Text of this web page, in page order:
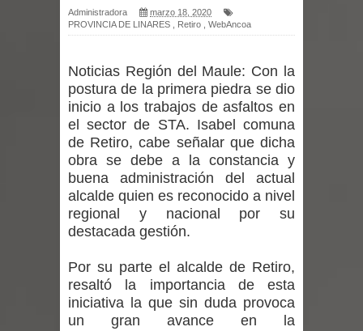
Matrimonios Linarenses Celebraron
Departamento Comunal de Salud de
Curicó desarrollará jornada de
vacunación contra la Influenza y otros
virus respiratorios
Empedrado desarrolló con éxito el
desafío guerreros 2026
Banda linarense Los Remembers
Administradora
marzo 18, 2020
PROVINCIA DE LINARES
Retiro WebAncoa
Noticias Región del Maule: Con la
postura de la primera piedra se dio
inicio a los trabajos de asfaltos en
el sector de STA. Isabel comuna
de Retiro, cabe señalar que dicha
obra se debe a la constancia y
buena administración del actual
alcalde quien es reconocido a nivel
regional y nacional por su
destacada gestión.
Por su parte el alcalde de Retiro,
resaltó la importancia de esta
iniciativa la que sin duda provoca
un gran avance en la